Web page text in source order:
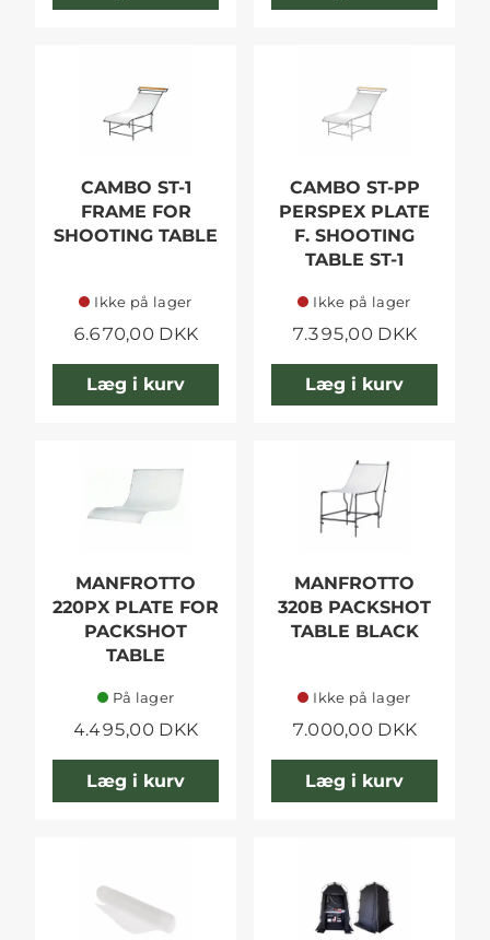
CAMBO ST-1
FRAME FOR
SHOOTING TABLE
Ikke på lager
6.670,00 DKK
Læg i kurv
CAMBO ST-PP
PERSPEX PLATE
F. SHOOTING
TABLE ST-1
Ikke på lager
7.395,00 DKK
Læg i kurv
MANFROTTO
220PX PLATE FOR
PACKSHOT
TABLE
På lager
4.495,00 DKK
Læg i kurv
MANFROTTO
320B PACKSHOT
TABLE BLACK
Ikke på lager
7.000,00 DKK
Læg i kurv